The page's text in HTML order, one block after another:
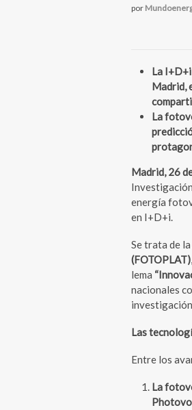
por
La
Madrid,
La
Madrid, 26
energía
en I+D+i.
Se trata de la
(FOTOPLAT)
lema
nacionales
Las
Entre los
La